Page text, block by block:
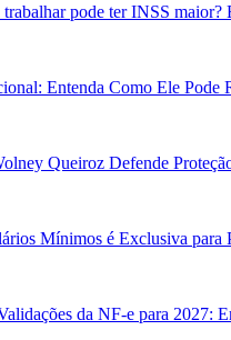
pode ter INSS maior?
Entenda Como Ele Pode
Queiroz Defende
Mínimos é Exclusiva
da NF-e para 2027: